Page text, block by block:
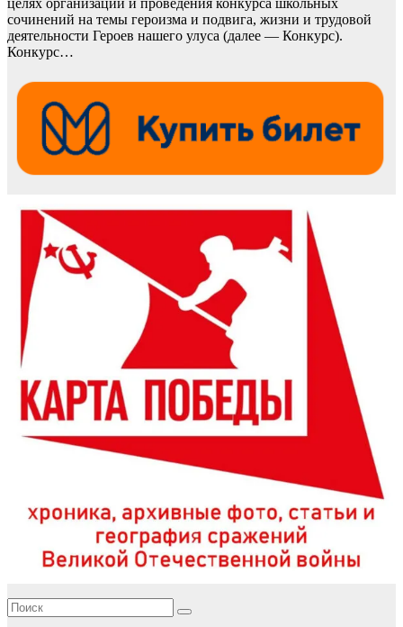
целях организации и проведения конкурса школьных
сочинений на темы героизма и подвига, жизни и трудовой
деятельности Героев нашего улуса (далее — Конкурс).
Конкурс…